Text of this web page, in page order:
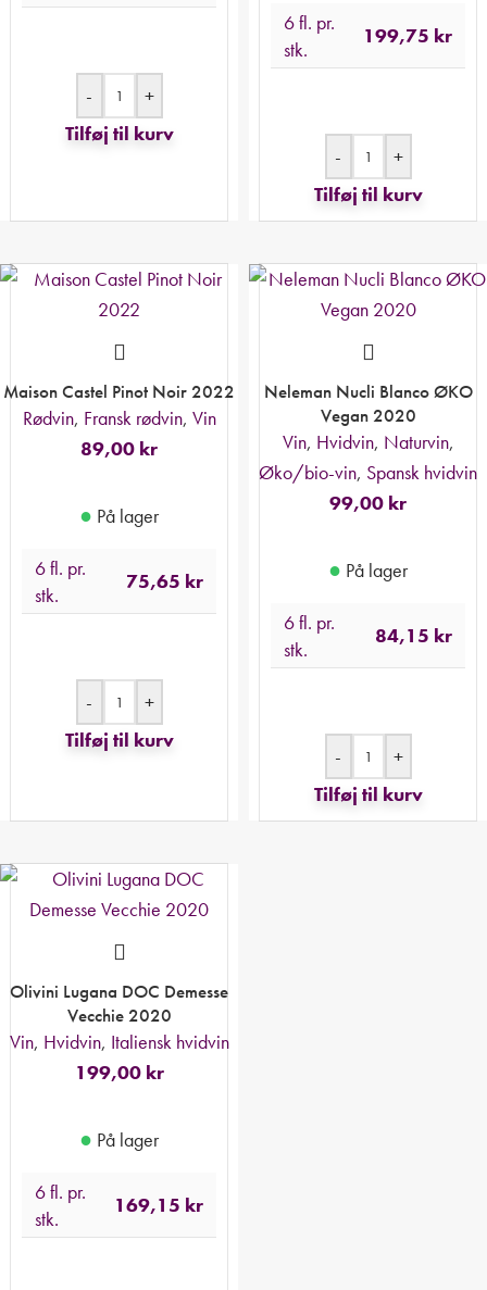
-
+
Tilføj til kurv
6 fl. pr.
stk.
199,75 kr
-
+
Tilføj til kurv
Maison Castel Pinot Noir 2022
Rødvin, Fransk rødvin, Vin
89,00 kr
● På lager
6 fl. pr.
stk.
75,65 kr
-
+
Tilføj til kurv
Neleman Nucli Blanco ØKO
Vegan 2020
Vin, Hvidvin, Naturvin,
Øko/bio-vin, Spansk hvidvin
99,00 kr
● På lager
6 fl. pr.
stk.
84,15 kr
-
+
Tilføj til kurv
Olivini Lugana DOC Demesse
Vecchie 2020
Vin, Hvidvin, Italiensk hvidvin
199,00 kr
● På lager
6 fl. pr.
stk.
169,15 kr